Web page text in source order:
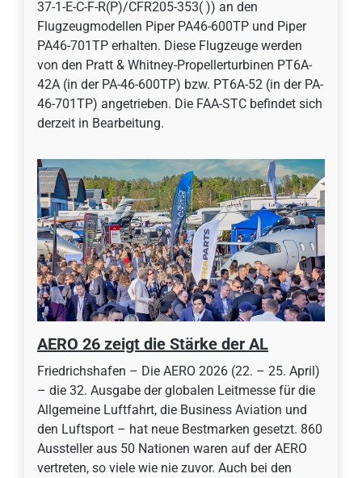
37-1-E-C-F-R(P)/CFR205-353( )) an den
Flugzeugmodellen Piper PA46-600TP und Piper
PA46-701TP erhalten. Diese Flugzeuge werden
von den Pratt & Whitney-Propellerturbinen PT6A-
42A (in der PA-46-600TP) bzw. PT6A-52 (in der PA-
46-701TP) angetrieben. Die FAA-STC befindet sich
derzeit in Bearbeitung.
AERO 26 zeigt die Stärke der AL
Friedrichshafen – Die AERO 2026 (22. – 25. April)
– die 32. Ausgabe der globalen Leitmesse für die
Allgemeine Luftfahrt, die Business Aviation und
den Luftsport – hat neue Bestmarken gesetzt. 860
Aussteller aus 50 Nationen waren auf der AERO
vertreten, so viele wie nie zuvor. Auch bei den